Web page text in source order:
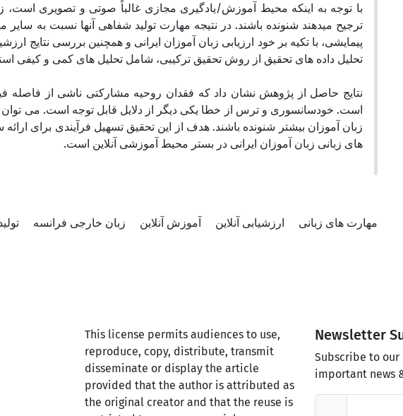
با توجه به اینکه محیط آموزش/یادگیری مجازی غالباً صوتی و تصویری
ترجیح میدهند شنونده باشند. در نتیجه مهارت تولید شفاهی آنها نسبت به
پیمایشی، با تکیه بر خود ارزیابی زبان آموزان ایرانی و همچنین بررسی نتایج
تحلیل داده های تحقیق از روش تحقیق ترکیبی، شامل تحلیل های کمی و کیفی
نتایج حاصل از پژوهش نشان داد که فقدان روحیه مشارکتی ناشی از فاصله
است. خودسانسوری و ترس از خطا یکی دیگر از دلایل قابل توجه است. می
زبان آموزان بیشتر شنونده باشند. هدف از این تحقیق تسهیل فرآیندی برای
های زبانی زبان آموزان ایرانی در بستر محیط آموزشی آنلاین است.
مهارت های زبانی ارزشیابی آنلاین آموزش آنلاین زبان خارجی فرانسه
This license permits audiences to use,
reproduce, copy, distribute, transmit
disseminate or display the article
provided that the author is attributed as
the original creator and that the reuse is
Newsletter
Subscribe to
important news